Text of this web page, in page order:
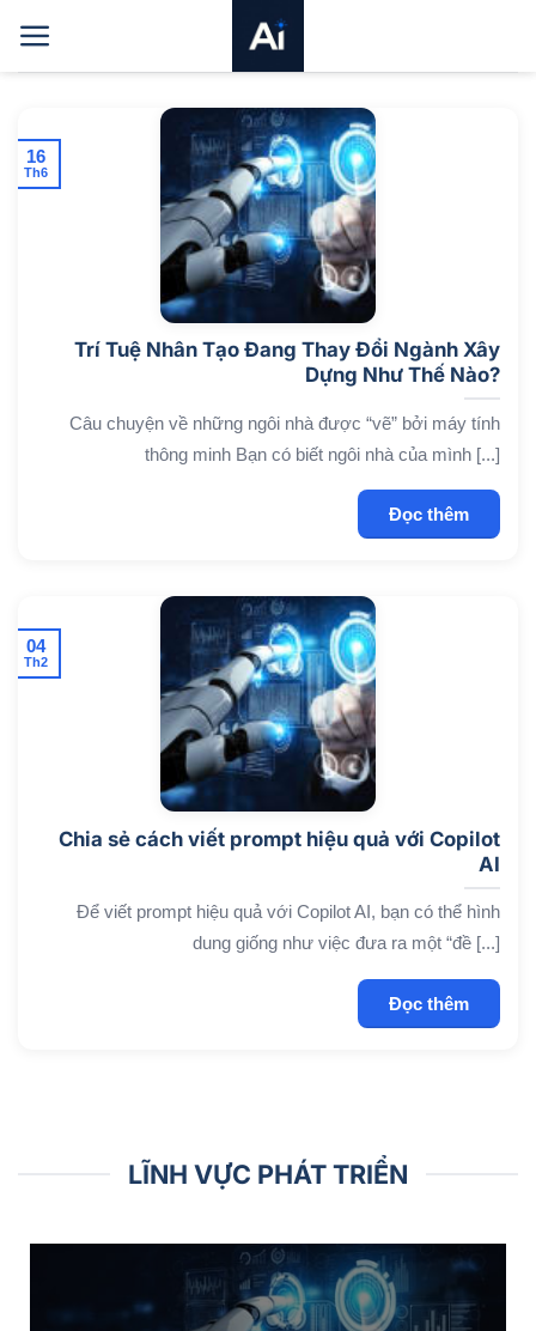
qua
nội
Trí Tuệ Nhân Tạo Đang Thay Đổi Ngành Xây
Dựng Như Thế Nào?
Câu chuyện về những ngôi nhà được “vẽ” bởi máy tính
thông minh Bạn có biết ngôi nhà của mình [...]
Đọc thêm
16
Th6
Chia sẻ cách viết prompt hiệu quả với Copilot
AI
Để viết prompt hiệu quả với Copilot AI, bạn có thể hình
dung giống như việc đưa ra một “đề [...]
Đọc thêm
04
Th2
LĨNH VỰC PHÁT TRIỂN